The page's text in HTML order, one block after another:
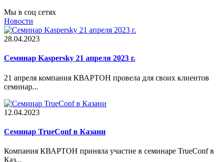
Мы в соц сетях
Новости
28.04.2023
Семинар Kaspersky 21 апреля 2023 г.
21 апреля компания КВАРТОН провела для своих клиентов
семинар...
12.04.2023
Cеминар TrueConf в Казани
Компания КВАРТОН приняла участие в семинаре TrueConf в
Каз...